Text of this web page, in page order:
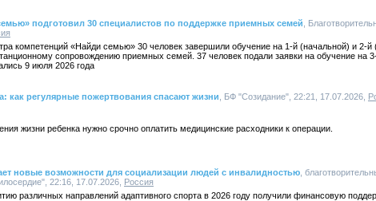
подготовил 30 специалистов по поддержке приемных семей ,
компетенций «Найди семью» 30 человек завершили обучение на 1-й (начальной) и 2-й
сопровождению приемных семей. 37 человек подали заявки на обучение на
9 июля 2026 года
как регулярные пожертвования спасают жизни , БФ "Созидание", 22:21, 17.07.2026,
жизни ребенка нужно срочно оплатить медицинские расходники к операции.
новые возможности для социализации людей с инвалидностью ,
22:16, 17.07.2026, Россия
различных направлений адаптивного спорта в 2026 году получили финансовую